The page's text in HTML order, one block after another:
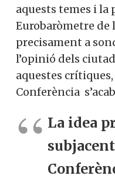
aquests temes i
Eurobaròmetre de
precisament a
l’opinió dels
aquestes
Conferència
La idea